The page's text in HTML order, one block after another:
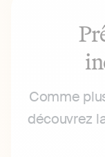
Comme
découvrez